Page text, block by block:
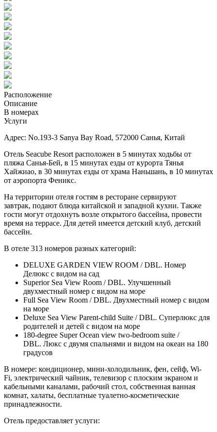
Расположение
Описание
В номерах
Услуги
Адрес: No.193-3 Sanya Bay Road, 572000 Санья, Китай
Отель Seacube Resort расположен в 5 минутах ходьбы от
пляжа Санья-Бей, в 15 минутах езды от курорта Тянья
Хайжиао, в 30 минутах езды от храма Наньшань, в 10 минутах
от аэропорта Феникс.
На территории отеля гостям в ресторане сервируют
завтрак, подают блюда китайской и западной кухни. Также
гости могут отдохнуть возле открытого бассейна, провести
время на террасе. Для детей имеется детский клуб, детский
бассейн.
В отеле 313 номеров разных категорий:
DELUXE GARDEN VIEW ROOM / DBL. Номер
Делюкс с видом на сад
Superior Sea View Room / DBL. Улучшенный
двухместный номер с видом на море
Full Sea View Room / DBL. Двухместный номер с видом
на море
Deluxe Sea View Parent-child Suite / DBL. Суперлюкс для
родителей и детей с видом на море
180-degree Super Ocean view two-bedroom suite /
DBL. Люкс с двумя спальнями и видом на океан на 180
градусов
В номере: кондиционер, мини-холодильник, фен, сейф, Wi-
Fi, электрический чайник, телевизор с плоским экраном и
кабельными каналами, рабочий стол, собственная ванная
комнат, халаты, бесплатные туалетно-косметические
принадлежности.
Отель предоставляет услуги: